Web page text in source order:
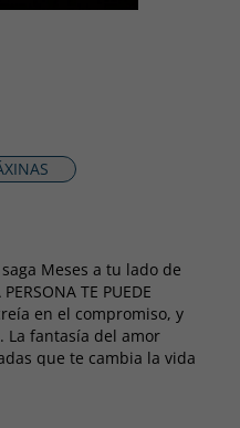
Meses a tu lado de
TE PUEDE
en el compromiso, y
La fantasía del amor
que te cambia la vida
argumento sobreexplotado